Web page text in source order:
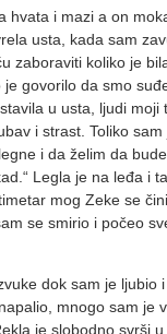
hvata i mazi a on
usta, kada sam
zaboraviti koliko je
govorilo da smo
u usta, ljudi moji
i strast. Toliko
i da želim da
Legla je na leđa i
mog Zeke se
se smirio i počeo
dok sam je ljubio
mnogo sam je
je slobodno svrši